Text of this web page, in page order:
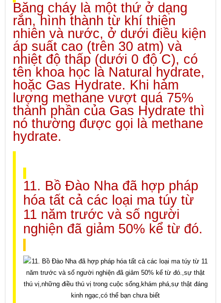
Băng cháy là một thứ ở dạng
rắn, hình thành từ khí thiên
nhiên và nước, ở dưới điều kiện
áp suất cao (trên 30 atm) và
nhiệt độ thấp (dưới 0 độ C), có
tên khoa học là Natural hydrate,
hoặc Gas Hydrate. Khi hàm
lượng methane vượt quá 75%
thành phần của Gas Hydrate thì
nó thường được gọi là methane
hydrate.
11. Bồ Đào Nha đã hợp pháp
hóa tất cả các loại ma túy từ
11 năm trước và số người
nghiện đã giảm 50% kể từ đó.